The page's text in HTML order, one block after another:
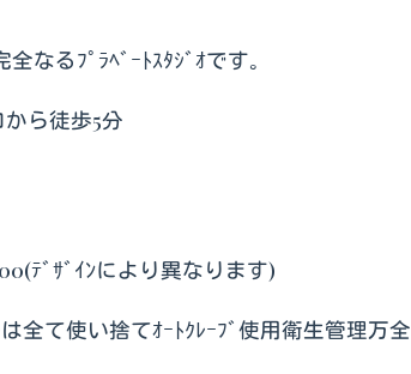
なるﾌﾟﾗﾍﾞｰﾄｽﾀｼﾞｵです｡
ら徒歩5分
ﾃﾞｻﾞｲﾝにより異なります)
全て使い捨てｵｰﾄｸﾚｰﾌﾞ使用衛生管理万全